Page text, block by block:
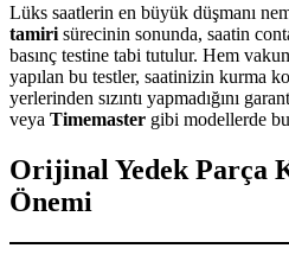
Lüks saatlerin en büyük düşmanı
tamiri sürecinin sonunda, saatin
basınç testine tabi tutulur. Hem
yapılan bu testler, saatinizin kurma
yerlerinden sızıntı yapmadığını
veya Timemaster gibi modellerde
Orijinal Yedek Parça
Önemi